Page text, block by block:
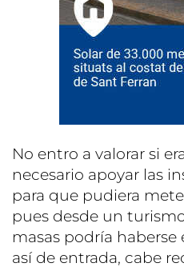
No entro a valorar si
necesario apoyar las
para que pudiera
pues desde un
masas podría
así de entrada, cabe